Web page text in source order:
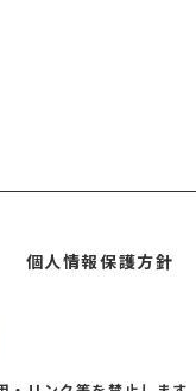
個人情報保護方針